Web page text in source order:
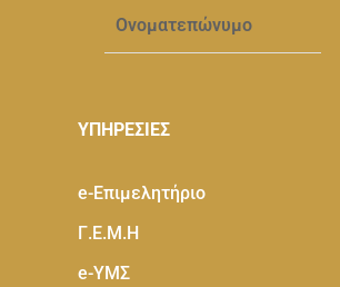
ΥΠΗΡΕΣΙΕΣ
e-Eπιμελητήριο
Γ.Ε.Μ.Η
e-ΥΜΣ